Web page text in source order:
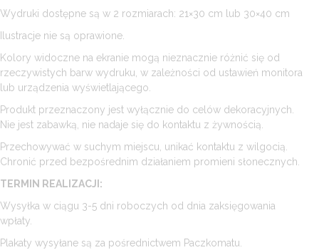
Wydruki dostępne są w 2 rozmiarach: 21×30 cm lub 30×40 cm
Ilustracje nie są oprawione.
Kolory widoczne na ekranie mogą nieznacznie różnić się od
rzeczywistych barw wydruku, w zależności od ustawień monitora
lub urządzenia wyświetlającego.
Produkt przeznaczony jest wyłącznie do celów dekoracyjnych.
Nie jest zabawką, nie nadaje się do kontaktu z żywnością.
Przechowywać w suchym miejscu, unikać kontaktu z wilgocią.
Chronić przed bezpośrednim działaniem promieni słonecznych.
TERMIN REALIZACJI:
Wysyłka w ciągu 3-5 dni roboczych od dnia zaksięgowania
wpłaty.
Plakaty wysyłane są za pośrednictwem Paczkomatu.